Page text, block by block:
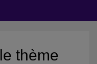
thème